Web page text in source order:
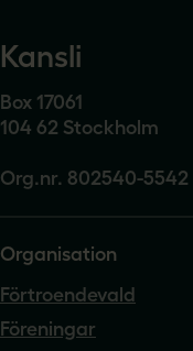
Kansli
Box 17061
104 62 Stockholm
Org.nr. 802540-5542
Organisation
Förtroendevald
Föreningar